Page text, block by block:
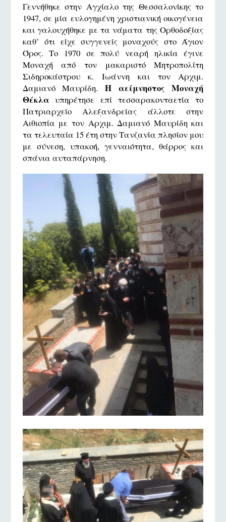
Γεννήθηκε στην Αγχίαλο της Θεσσαλονίκης το
1947, σε μία ευλογημένη χριστιανική οικογένεια
και γαλουχήθηκε με τα νάματα της Ορθοδοξίας
καθ’ ότι είχε συγγενείς μοναχούς στο Άγιον
Όρος. Το 1970 σε πολύ νεαρή ηλικία έγινε
Μοναχή από τον μακαριστό Μητροπολίτη
Σιδηροκάστρου κ. Ιωάννη και τον Αρχιμ.
Δαμιανό Μαυρίδη. Η αείμνηστος Μοναχή
Θέκλα υπηρέτησε επί τεσσαρακονταετία το
Πατριαρχείο Αλεξανδρείας άλλοτε στην
Αιθιοπία με τον Αρχιμ. Δαμιανό Μαυρίδη και
τα τελευταία 15 έτη στην Τανζανία πλησίον μου
με σύνεση, υπακοή, γενναιότητα, θάρρος και
σπάνια αυταπάρνηση.